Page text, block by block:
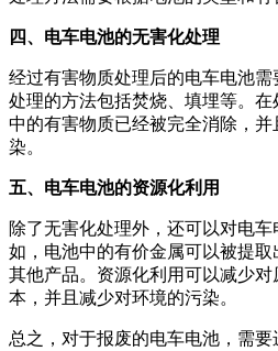
四、电车电池的无害化处理
经过有害物质处理后的电车电池
处理的方法包括焚烧、填埋等。
中的有害物质已经被完全消除，
染。
五、电车电池的资源化利用
除了无害化处理外，还可以对电
如，电池中的有价金属可以被提
其他产品。资源化利用可以减少
本，并且减少对环境的污染。
总之，对于报废的电车电池，需